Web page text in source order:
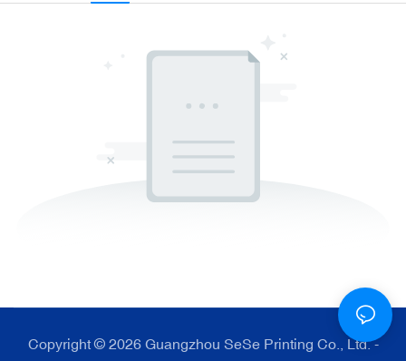
Copyright © 2026 Guangzhou SeSe Printing Co., Ltd. -